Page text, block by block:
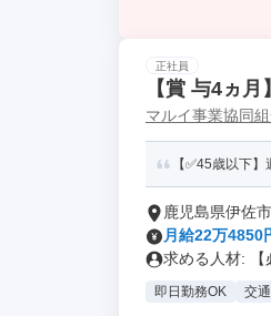
正社員
【賞 与4ヵ
マルイ事業協同
【✅45歳以下
鹿児島県伊佐
月給22万4850
求める人材: 【
即日勤務OK 交